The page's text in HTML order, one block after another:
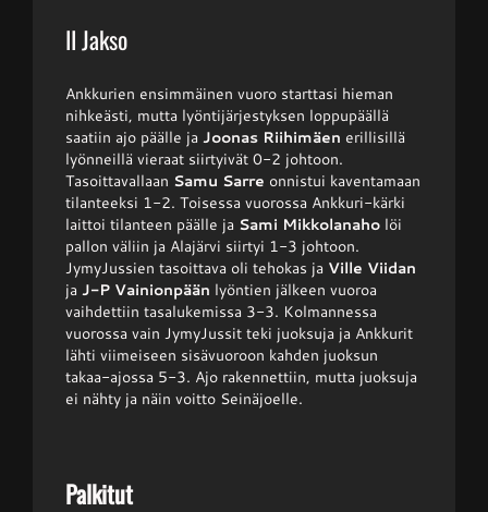
II Jakso
Ankkurien ensimmäinen vuoro starttasi hieman
nihkeästi, mutta lyöntijärjestyksen loppupäällä
saatiin ajo päälle ja Joonas Riihimäen erillisillä
lyönneillä vieraat siirtyivät 0-2 johtoon.
Tasoittavallaan Samu Sarre onnistui kaventamaan
tilanteeksi 1-2. Toisessa vuorossa Ankkuri-kärki
laittoi tilanteen päälle ja Sami Mikkolanaholöi
pallon väliin ja Alajärvi siirtyi 1-3 johtoon.
JymyJussien tasoittava oli tehokas ja Ville Viidan
ja J-P Vainionpään lyöntien jälkeen vuoroa
vaihdettiin tasalukemissa 3-3. Kolmannessa
vuorossa vain JymyJussit teki juoksuja ja Ankkurit
lähti viimeiseen sisävuoroon kahden juoksun
takaa-ajossa 5-3. Ajo rakennettiin, mutta juoksuja
ei nähty ja näin voitto Seinäjoelle.
Palkitut